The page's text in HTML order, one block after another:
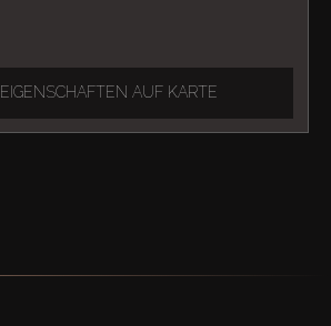
EIGENSCHAFTEN AUF KARTE